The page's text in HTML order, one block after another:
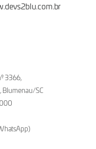
3366,
Blumenau/SC